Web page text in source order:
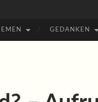
GEDANKEN